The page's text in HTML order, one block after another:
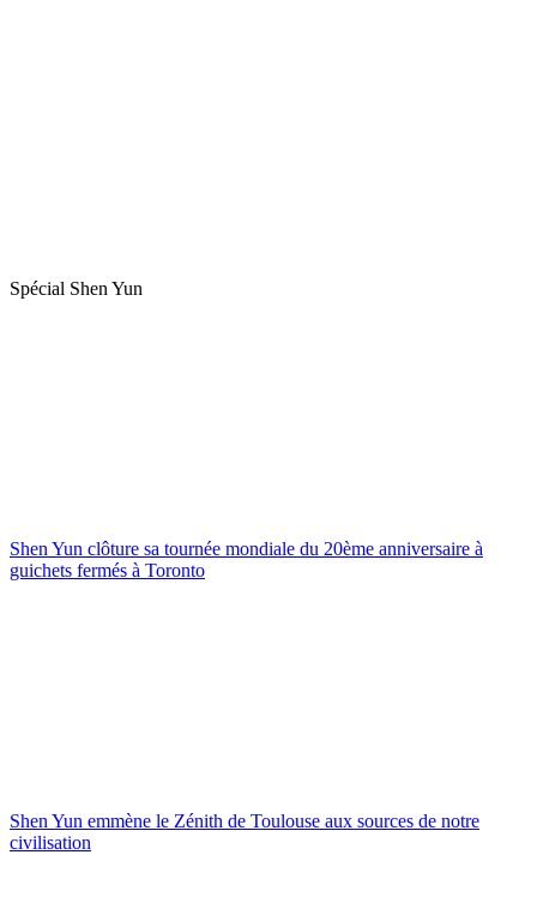
Spécial Shen Yun
Shen Yun clôture sa tournée mondiale du 20ème anniversaire à
guichets fermés à Toronto
Shen Yun emmène le Zénith de Toulouse aux sources de notre
civilisation